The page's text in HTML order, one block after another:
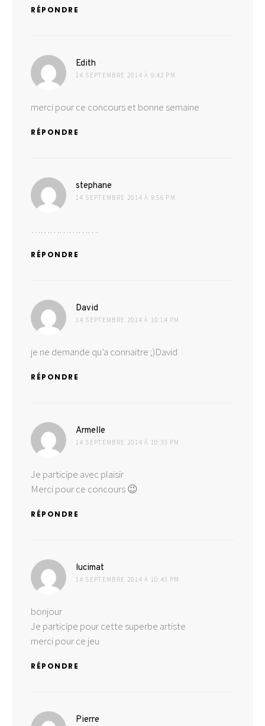
RÉPONDRE
Edith
14 SEPTEMBRE 2014 À 9:42 PM
merci pour ce concours et bonne semaine
RÉPONDRE
stephane
14 SEPTEMBRE 2014 À 9:56 PM
………………….
RÉPONDRE
David
14 SEPTEMBRE 2014 À 10:14 PM
je ne demande qu’a connaitre ;)David
RÉPONDRE
Armelle
14 SEPTEMBRE 2014 À 10:33 PM
Je participe avec plaisir
Merci pour ce concours 😉
RÉPONDRE
lucimat
14 SEPTEMBRE 2014 À 10:43 PM
bonjour
Je participe pour cette superbe artiste
merci pour ce jeu
RÉPONDRE
Pierre